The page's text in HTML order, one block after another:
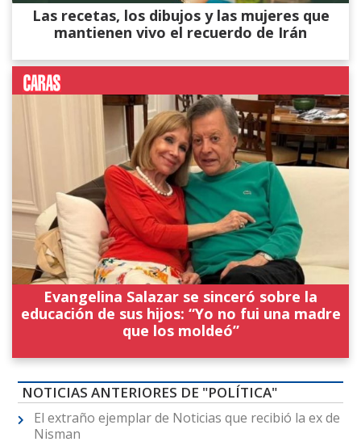
Las recetas, los dibujos y las mujeres que
mantienen vivo el recuerdo de Irán
Evangelina Salazar se sinceró sobre la
educación de sus hijos: “Yo no fui una madre
que los moldeó”
NOTICIAS ANTERIORES DE "POLÍTICA"
El extraño ejemplar de Noticias que recibió la ex de
Nisman